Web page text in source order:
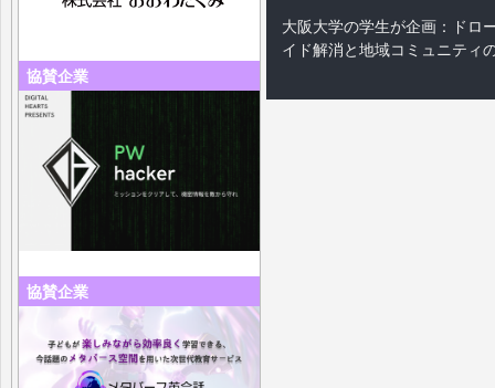
協賛企業
協賛企業
大阪大学の学生が企画：ドロ
イド解消と地域コミュニティ